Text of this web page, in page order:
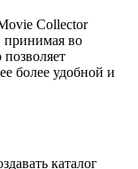
Collector
принимая во
более удобной и
каталог